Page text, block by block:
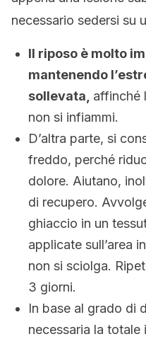
necessario sedersi su
Il riposo è molto
mantenendo
sollevata, affinché
non si infiammi.
D’altra parte, si
freddo, perché
dolore. Aiutano,
di recupero.
ghiaccio in un
applicate sull’area
non si sciolga.
3 giorni.
In base al grado di
necessaria la totale